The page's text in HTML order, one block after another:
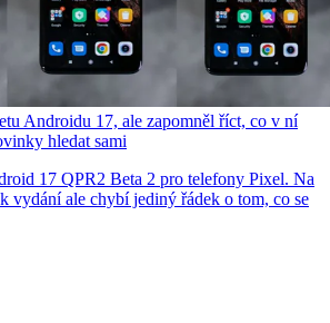
Androidu 17, ale zapomněl říct, co v ní
hledat sami
17 QPR2 Beta 2 pro telefony Pixel. Na
vydání ale chybí jediný řádek o tom, co se